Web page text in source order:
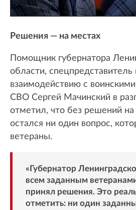
Решения — на местах
Помощник губернатора
области, спецпредставитель
взаимодействию с
СВО Сергей Мачинский в
отметил, что без решений на
остался ни один вопрос,
ветераны.
«Губернатор
всем заданным
принял решения. Это
отметить: ни один